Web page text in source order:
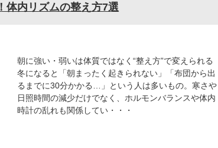
体内リズムの整え方7選
朝に強い・弱いは体質ではなく“整え方”で変えられる
冬になると「朝まったく起きられない」「布団から出
るまでに30分かかる…」という人は多いもの。寒さや
日照時間の減少だけでなく、ホルモンバランスや体内
時計の乱れも関係してい・・・